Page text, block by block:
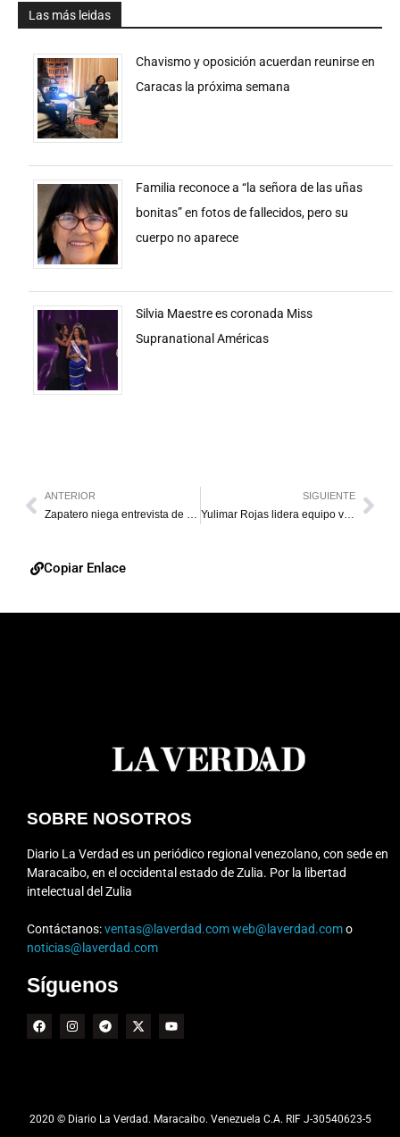
Las más leidas
Chavismo y oposición acuerdan reunirse en
Caracas la próxima semana
Familia reconoce a “la señora de las uñas
bonitas” en fotos de fallecidos, pero su
cuerpo no aparece
Silvia Maestre es coronada Miss
Supranational Américas
ANTERIOR
Zapatero niega entrevista de diario chileno sobre Venezuela
SIGUIENTE
Yulimar Rojas lidera equipo venezolano de Londres 2017
Copiar Enlace
SOBRE NOSOTROS
Diario La Verdad es un periódico regional venezolano, con sede en
Maracaibo, en el occidental estado de Zulia. Por la libertad
intelectual del Zulia
Contáctanos:ventas@laverdad.comweb@laverdad.como
noticias@laverdad.com
Síguenos
2020 © Diario La Verdad. Maracaibo. Venezuela C.A. RIF J-30540623-5